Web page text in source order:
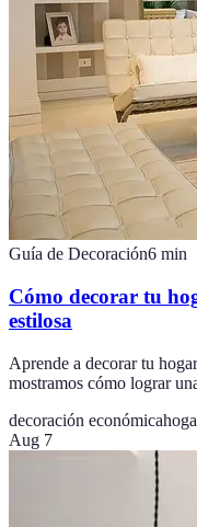
Guía de Decoración6 min
Cómo decorar tu
estilosa
Aprende a decorar tu
mostramos cómo lograr
decoración económica
Aug 7